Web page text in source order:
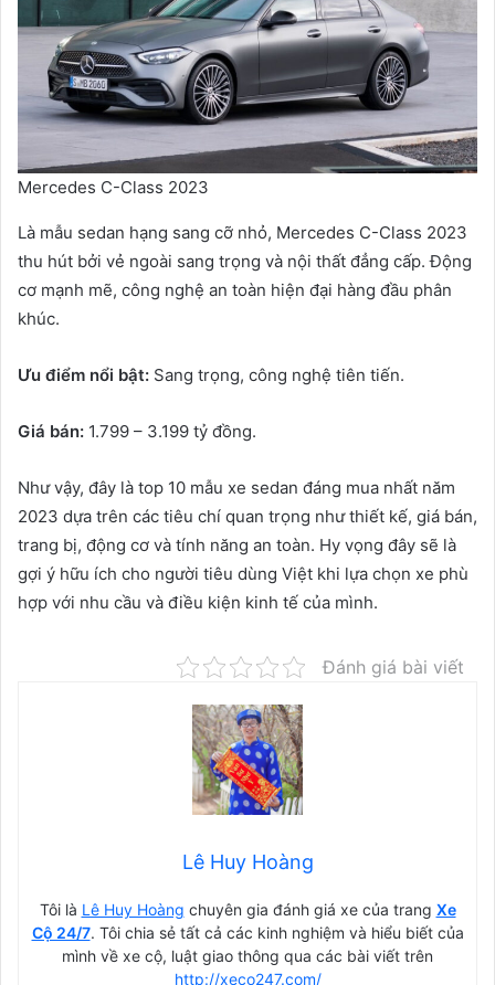
Mercedes C-Class 2023
Là mẫu sedan hạng sang cỡ nhỏ, Mercedes C-Class 2023
thu hút bởi vẻ ngoài sang trọng và nội thất đẳng cấp. Động
cơ mạnh mẽ, công nghệ an toàn hiện đại hàng đầu phân
khúc.
Ưu điểm nổi bật: Sang trọng, công nghệ tiên tiến.
Giá bán: 1.799 – 3.199 tỷ đồng.
Như vậy, đây là top 10 mẫu xe sedan đáng mua nhất năm
2023 dựa trên các tiêu chí quan trọng như thiết kế, giá bán,
trang bị, động cơ và tính năng an toàn. Hy vọng đây sẽ là
gợi ý hữu ích cho người tiêu dùng Việt khi lựa chọn xe phù
hợp với nhu cầu và điều kiện kinh tế của mình.
Đánh giá bài viết
Lê Huy Hoàng
Tôi là Lê Huy Hoàng chuyên gia đánh giá xe của trang Xe
Cộ 24/7. Tôi chia sẻ tất cả các kinh nghiệm và hiểu biết của
mình về xe cộ, luật giao thông qua các bài viết trên
http://xeco247.com/